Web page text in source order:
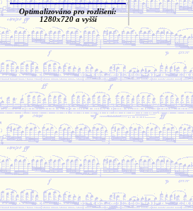
Optimalizováno pro rozlišení:
1280x720 a vyšší